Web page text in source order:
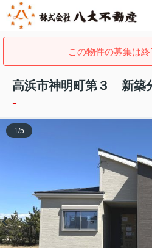
この物件の募集は終
高浜市神明町第３ 新築
-
1/5